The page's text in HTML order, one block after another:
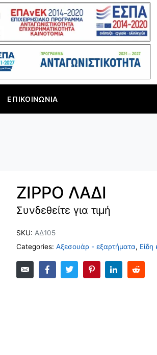
ΕΠΙΚΟΙΝΩΝΊΑ
ZIPPO ΛΑΔΙ
Συνδεθείτε για τιμή
SKU: AΔ105
Categories: Αξεσουάρ - εξαρτήματα, Είδη